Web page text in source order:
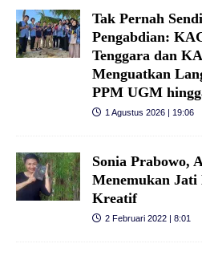
Tak Pernah
Pengabdian:
Tenggara dan
Menguatkan
PPM UGM
1 Agustus 2026 | 19:06
Sonia Prabowo,
Menemukan
Kreatif
2 Februari 2022 | 8:01